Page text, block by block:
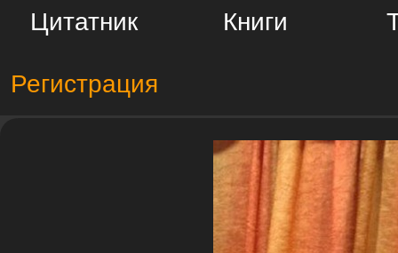
Цитатник Книги
Регистрация